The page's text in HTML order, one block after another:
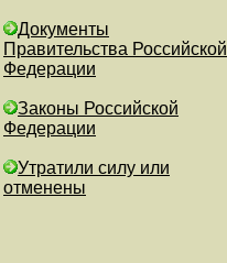
Документы
Правительства Российской
Федерации
Законы Российской
Федерации
Утратили силу или
отменены